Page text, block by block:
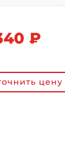
₽
цену